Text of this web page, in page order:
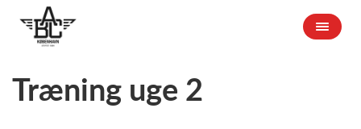
Træning uge 2